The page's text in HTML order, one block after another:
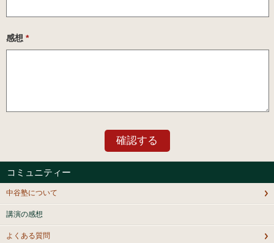
感想 *
コミュニティー
中谷塾について
講演の感想
よくある質問